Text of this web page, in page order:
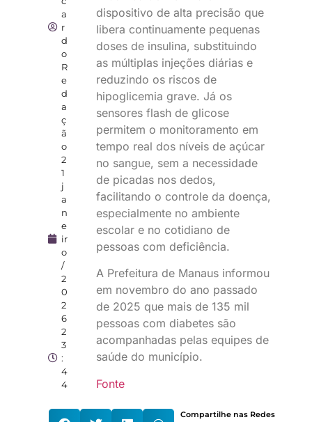
a
r
d
o
R
e
d
a
ç
ã
o
2
1
j
a
n
e
ir
o
/
2
0
2
6
2
3
:
4
4
dispositivo de alta precisão que
libera continuamente pequenas
doses de insulina, substituindo
as múltiplas injeções diárias e
reduzindo os riscos de
hipoglicemia grave. Já os
sensores flash de glicose
permitem o monitoramento em
tempo real dos níveis de açúcar
no sangue, sem a necessidade
de picadas nos dedos,
facilitando o controle da doença,
especialmente no ambiente
escolar e no cotidiano de
pessoas com deficiência.
A Prefeitura de Manaus informou
em novembro do ano passado
de 2025 que mais de 135 mil
pessoas com diabetes são
acompanhadas pelas equipes de
saúde do município.
Fonte
Compartilhe nas Redes